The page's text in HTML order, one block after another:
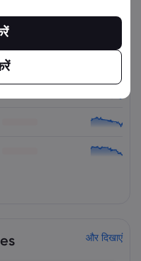
(%) परिवर्तित करें
और दिखाएं